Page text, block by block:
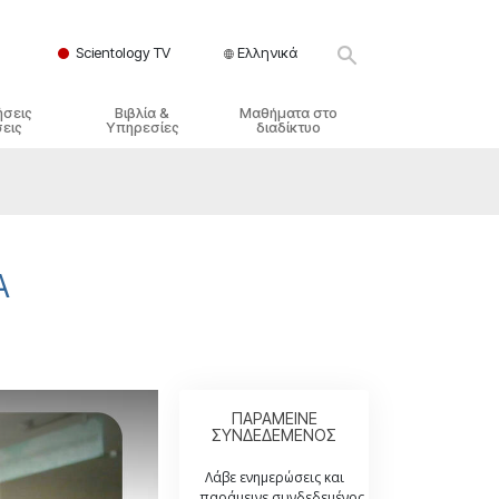
Scientology TV Ελληνικά
Βιβλία &
Υπηρεσίες
Μαθήματα στο
διαδίκτυο
Ακεραιότητα και Τιμιότητα
Γάμος
ΠΑΡΑΜΕΙΝΕ
ΣΥΝΔΕΔΕΜΕΝΟΣ
Λάβε ενημερώσεις και